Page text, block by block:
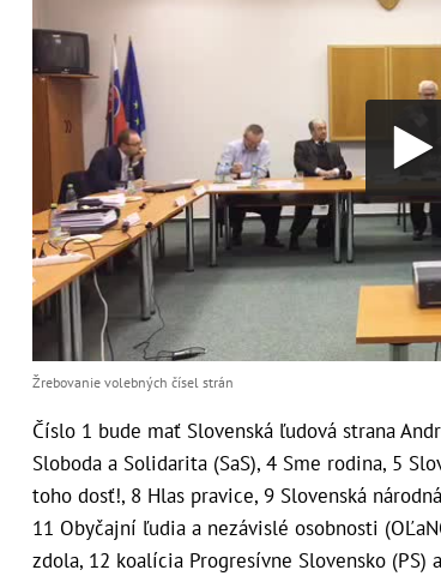
Žrebovanie volebných čísel strán
Číslo 1 bude mať Slovenská ľudová strana
Sloboda a Solidarita (SaS), 4 Sme rodina, 5
toho dosť!, 8 Hlas pravice, 9 Slovenská
11 Obyčajní ľudia a nezávislé osobnosti
zdola, 12 koalícia Progresívne Slovensko (PS)